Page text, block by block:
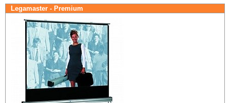
Legamaster - Premium